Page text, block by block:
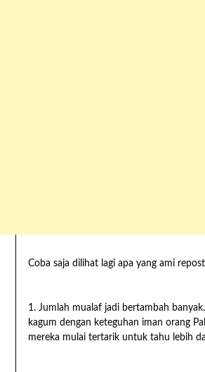
Coba saja dilihat lagi apa yang ami
1. Jumlah mualaf jadi bertambah
kagum dengan keteguhan iman orang
mereka mulai tertarik untuk tahu lebih